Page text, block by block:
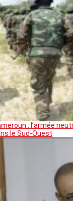
: l’armée
le Sud-Ouest